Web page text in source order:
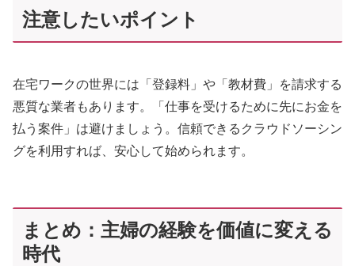
注意したいポイント
在宅ワークの世界には「登録料」や「教材費」を請求する
悪質な業者もあります。「仕事を受けるために先にお金を
払う案件」は避けましょう。信頼できるクラウドソーシン
グを利用すれば、安心して始められます。
まとめ：主婦の経験を価値に変える
時代